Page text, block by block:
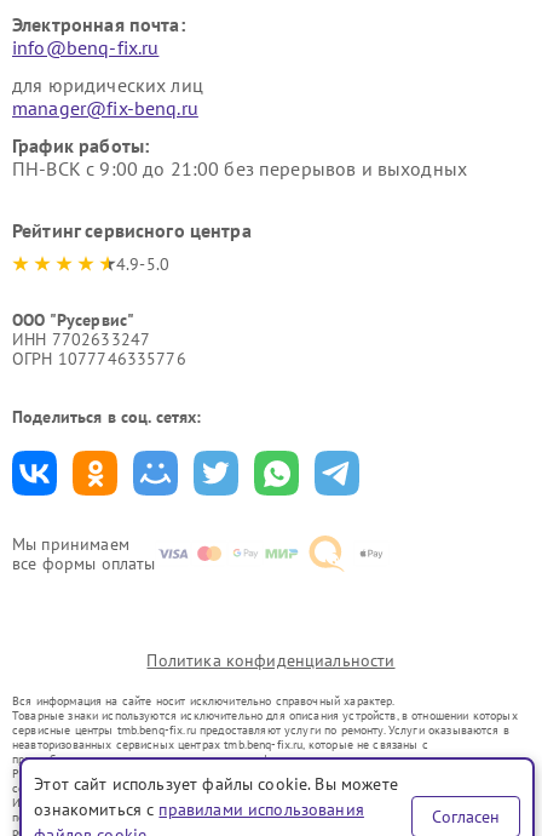
Мы принимаем
все формы оплаты
Электронная почта:
info@benq-fix.ru
для юридических лиц
manager@fix-benq.ru
График работы:
ПН-ВСК с 9:00 до 21:00 без перерывов и выходных
Рейтинг сервисного центра
4.9-5.0
ООО "Русервис"
ИНН 7702633247
ОГРН 1077746335776
Поделиться в соц. сетях:
Политика конфиденциальности
Вся информация на сайте носит исключительно справочный характер.
Товарные знаки используются исключительно для описания устройств, в отношении которых
сервисные центры tmb.benq-fix.ru предоставляют услуги по ремонту. Услуги оказываются в
неавторизованных сервисных центрах tmb.benq-fix.ru, которые не связаны с
правообладателями товарных знаков или их официальными представителями.
Ремонт осуществляется для устройств, уже введенных в гражданский оборот в соответствии
со статьей 1487 ГК РФ.
Использование товарных знаков не преследует цели индивидуализации услуг или введения
потребителей в заблуждение, а служит для информирования о предоставляемых услугах по
ремонту техники указанных брендов.
Этот сайт использует файлы cookie. Вы можете
ознакомиться с правилами использования
Согласен